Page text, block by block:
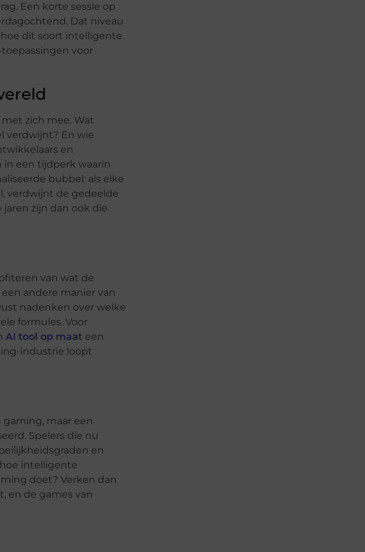
Een korte sessie op
Dat niveau
dit soort intelligente
toepassingen voor
zich mee. Wat
verdwijnt? En wie
en
in een tijdperk waarin
bubbel: als elke
verdwijnt de gedeelde
zijn dan ook die
van wat de
andere manier van
nadenken over welke
formules. Voor
AI tool op maat een
industrie loopt
maar een
Spelers die nu
en
intelligente
doet? Verken dan
en de games van